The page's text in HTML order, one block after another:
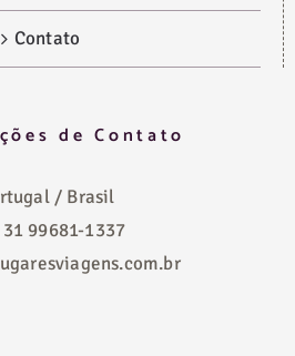
Contato
de Contato
/ Brasil
99681-1337